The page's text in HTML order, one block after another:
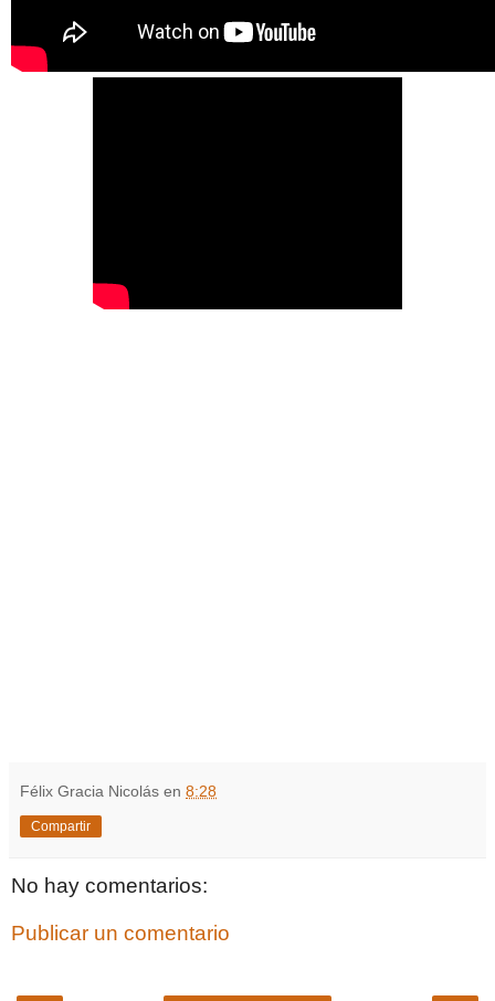
Félix Gracia Nicolás en 8:28
Compartir
No hay comentarios:
Publicar un comentario